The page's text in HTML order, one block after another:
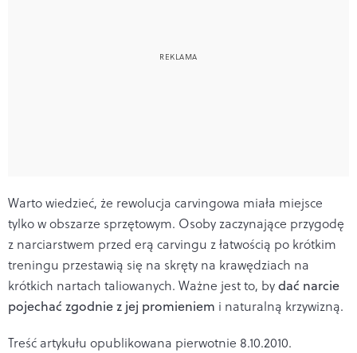
Warto wiedzieć, że rewolucja carvingowa miała miejsce
tylko w obszarze sprzętowym. Osoby zaczynające przygodę
z narciarstwem przed erą carvingu z łatwością po krótkim
treningu przestawią się na skręty na krawędziach na
krótkich nartach taliowanych. Ważne jest to, bydać narcie
pojechać zgodnie z jej promieniem i naturalną krzywizną.
Treść artykułu opublikowana pierwotnie 8.10.2010.